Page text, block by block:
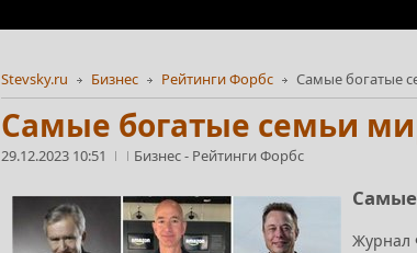
Stevsky.ru Бизнес Рейтинги Форбс Самые богатые
Самые богатые семьи
29.12.2023 10:51 Бизнес- Рейтинги Форбс
Самые
Журнал